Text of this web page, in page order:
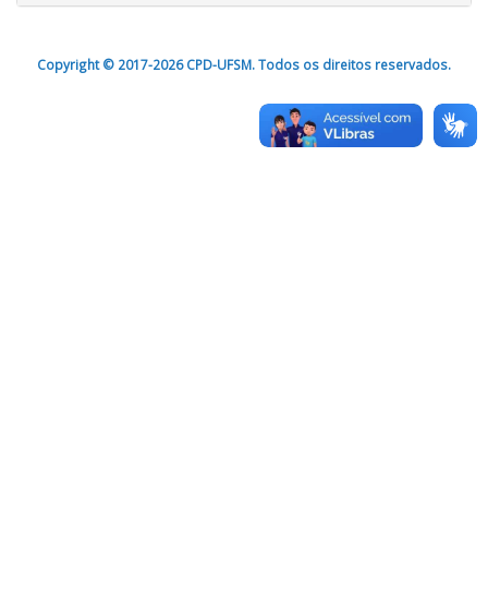
Copyright © 2017-2026 CPD-UFSM. Todos os direitos reservados.